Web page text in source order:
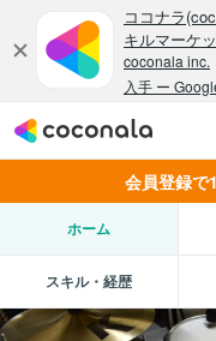
会員登録で
ホーム
スキル・経歴